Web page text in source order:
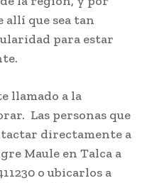
allí que sea tan
para estar
llamado a la
Las personas que
directamente a
Maule en Talca a
o ubicarlos a